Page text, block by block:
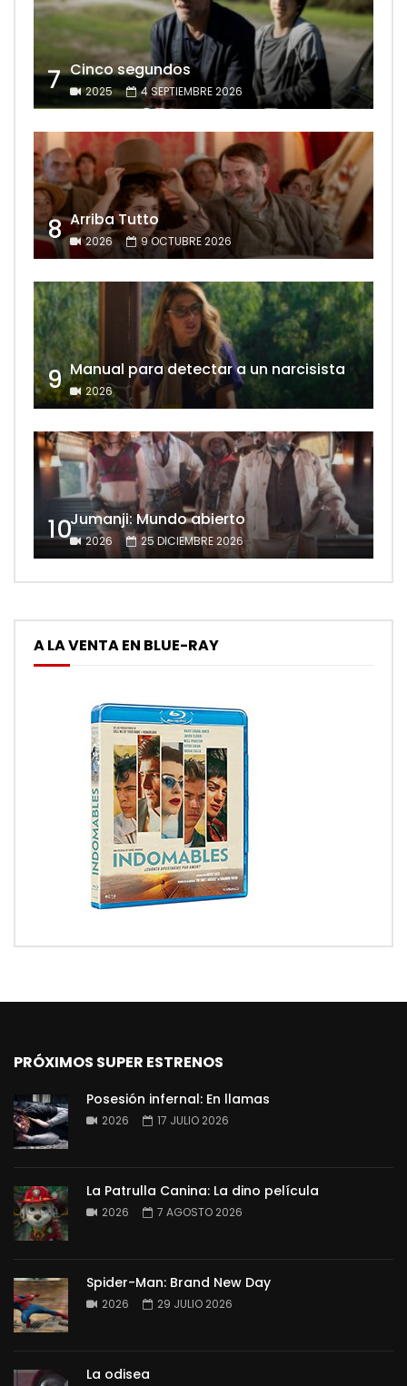
7 Cinco segundos
2025 4 SEPTIEMBRE 2026
8 Arriba Tutto
2026 9 OCTUBRE 2026
9 Manual para detectar a un narcisista
2026
10Jumanji: Mundo abierto
2026 25 DICIEMBRE 2026
A LA VENTA EN BLUE-RAY
PRÓXIMOS SUPER ESTRENOS
Posesión infernal: En llamas
2026 17 JULIO 2026
La Patrulla Canina: La dino película
2026 7 AGOSTO 2026
Spider-Man: Brand New Day
2026 29 JULIO 2026
La odisea